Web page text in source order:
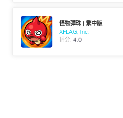
怪物彈珠 | 繁中版
XFLAG, Inc.
評分:4.0